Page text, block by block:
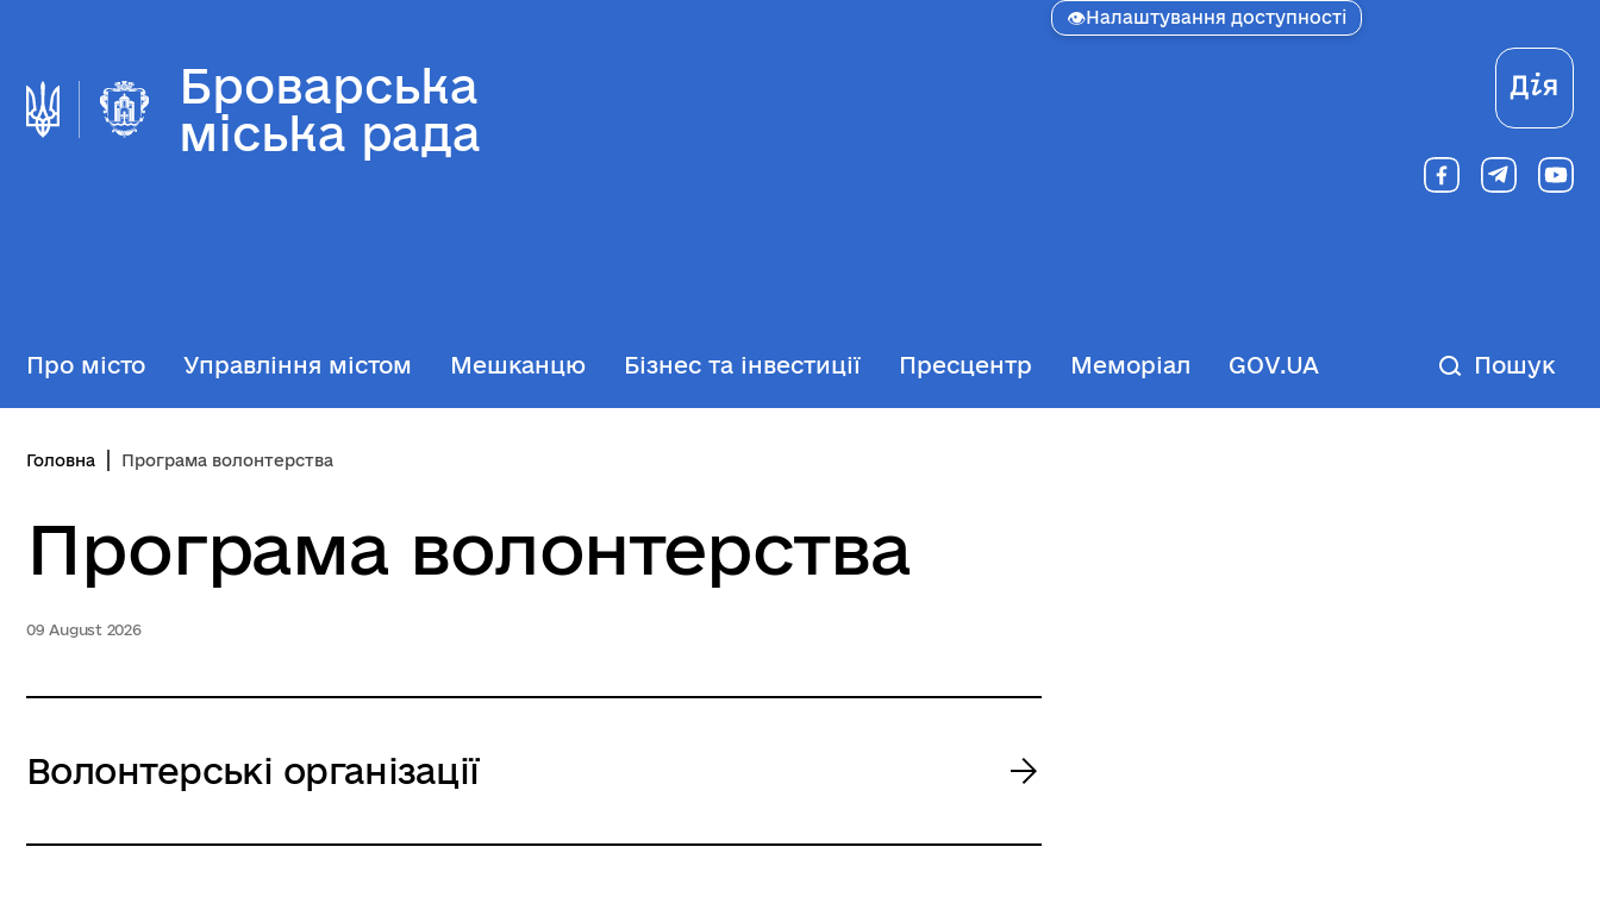
Броварська
міська рада
👁Налаштування доступності
Про місто Управління містом Мешканцю Бізнес та інвестиції Пресцентр Меморіал GOV.UA Пошук
Головна Програма волонтерства
Програма волонтерства
09 August 2026
Волонтерські організації